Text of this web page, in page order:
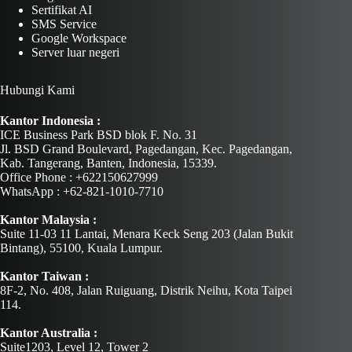
Sertifikat AI
SMS Service
Google Workspace
Server luar negeri
Hubungi Kami
Kantor Indonesia :
ICE Business Park BSD blok F. No. 31
Jl. BSD Grand Boulevard, Pagedangan, Kec. Pagedangan,
Kab. Tangerang, Banten, Indonesia, 15339.
Office Phone : +622150627999
WhatsApp : +62-821-1010-7710
Kantor Malaysia :
Suite 11-03 11 Lantai, Menara Keck Seng 203 (Jalan Bukit
Bintang), 55100, Kuala Lumpur.
Kantor Taiwan :
8F-2, No. 408, Jalan Ruiguang, Distrik Neihu, Kota Taipei
114.
Kantor Australia :
Suite1203, Level 12, Tower 2